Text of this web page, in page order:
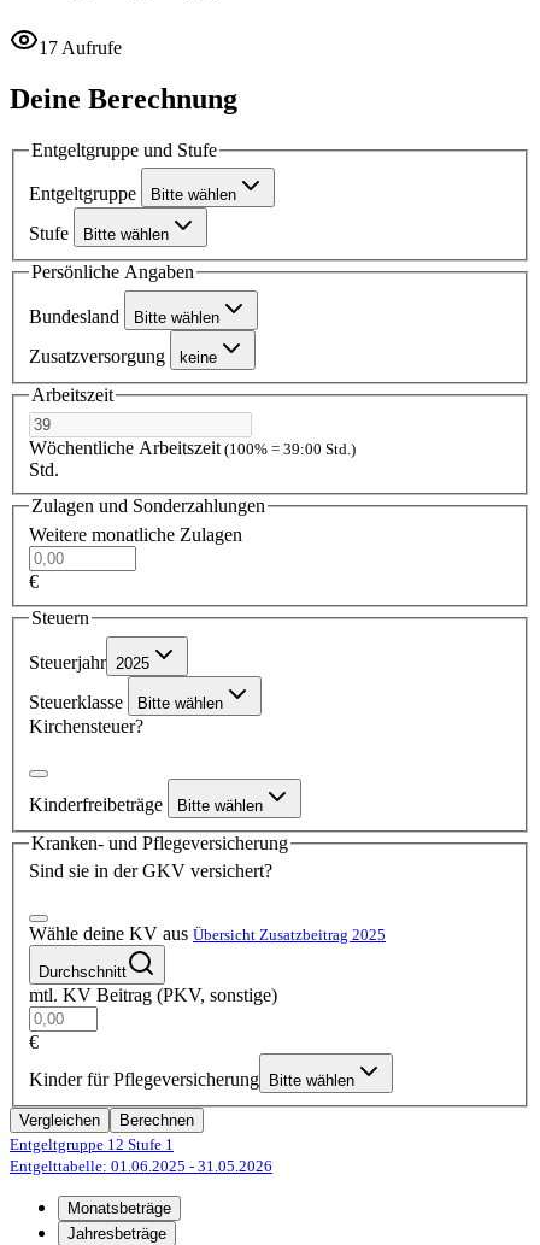
17 Aufrufe
Deine Berechnung
Entgeltgruppe und Stufe
Entgeltgruppe Bitte wählen
Stufe Bitte wählen
Persönliche Angaben
Bundesland Bitte wählen
Zusatzversorgung keine
Arbeitszeit
Wöchentliche Arbeitszeit(100% = 39:00 Std.)
Std.
Zulagen und Sonderzahlungen
Weitere monatliche Zulagen
€
Steuern
Steuerjahr 2025
Steuerklasse Bitte wählen
Kirchensteuer?
Kinderfreibeträge Bitte wählen
Kranken- und Pflegeversicherung
Sind sie in der GKV versichert?
Wähle deine KV aus Übersicht Zusatzbeitrag 2025
Durchschnitt
mtl. KV Beitrag (PKV, sonstige)
€
Kinder für Pflegeversicherung
Bitte wählen
Vergleichen
Berechnen
Entgeltgruppe 12 Stufe 1
Entgelttabelle: 01.06.2025 - 31.05.2026
Monatsbeträge
Jahresbeträge